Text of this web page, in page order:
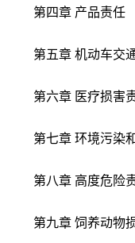
第四章 产品责任
第五章 机动车交
第六章 医疗损害
第七章 环境污染和
第八章 高度危险
第九章 饲养动物